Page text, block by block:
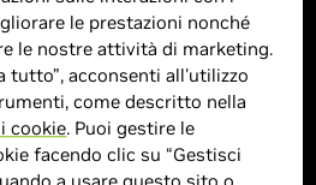
2560 x 1600 Pixel
le prestazioni nonché
le nostre attività di marketing.
tutto”, acconsenti all'utilizzo
come descritto nella
cookie. Puoi gestire le
facendo clic su “Gestisci